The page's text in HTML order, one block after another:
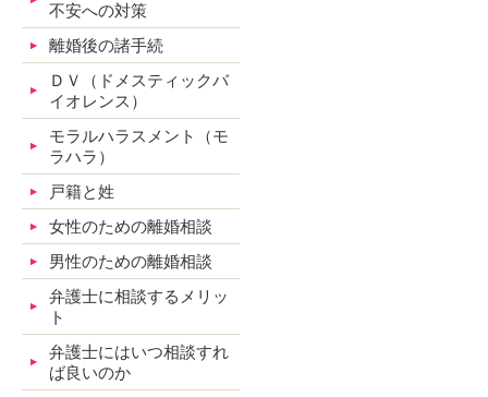
不安への対策
離婚後の諸手続
ＤＶ（ドメスティックバ
イオレンス）
モラルハラスメント（モ
ラハラ）
戸籍と姓
女性のための離婚相談
男性のための離婚相談
弁護士に相談するメリッ
ト
弁護士にはいつ相談すれ
ば良いのか